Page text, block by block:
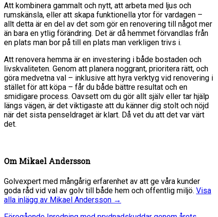
Att kombinera gammalt och nytt, att arbeta med ljus och
rumskänsla, eller att skapa funktionella ytor för vardagen –
allt detta är en del av det som gör en renovering till något mer
än bara en ytlig förändring. Det är då hemmet förvandlas från
en plats man bor på till en plats man verkligen trivs i.
Att renovera hemma är en investering i både bostaden och
livskvaliteten. Genom att planera noggrant, prioritera rätt, och
göra medvetna val – inklusive att hyra verktyg vid renovering i
stället för att köpa – får du både bättre resultat och en
smidigare process. Oavsett om du gör allt själv eller tar hjälp
längs vägen, är det viktigaste att du känner dig stolt och nöjd
när det sista penseldraget är klart. Då vet du att det var värt
det.
Om Mikael Andersson
Golvexpert med mångårig erfarenhet av att ge våra kunder
goda råd vid val av golv till både hem och offentlig miljö. Visa
alla inlägg av Mikael Andersson →